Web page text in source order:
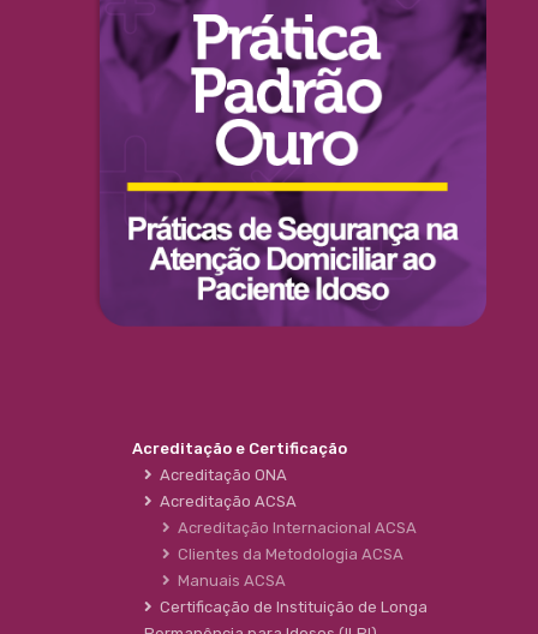
Acreditação e Certificação
Acreditação ONA
Acreditação ACSA
Acreditação Internacional ACSA
Clientes da Metodologia ACSA
Manuais ACSA
Certificação de Instituição de Longa